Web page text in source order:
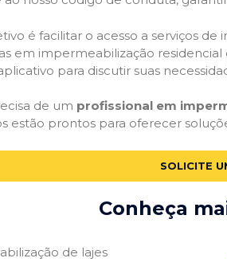
é facilitar o acesso a serviços
em impermeabilização
para discutir suas
de um profissional em
estão prontos para oferecer
SOLICITE
Conheça
de lajes